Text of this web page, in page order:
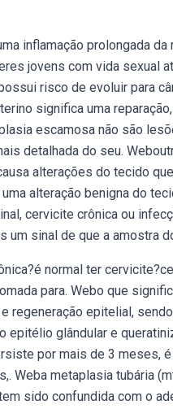
inflamação prolongada
jovens com vida sexual
risco de evoluir para
significa uma
escamosa não são
detalhada do seu.
alterações do tecido
alteração benigna do
cervicite crônica ou
um sinal de que a amostra
normal ter
para. Webo que
regeneração epitelial,
epitélio glândular e
por mais de 3 meses,
Weba metaplasia tubária
sido confundida com o